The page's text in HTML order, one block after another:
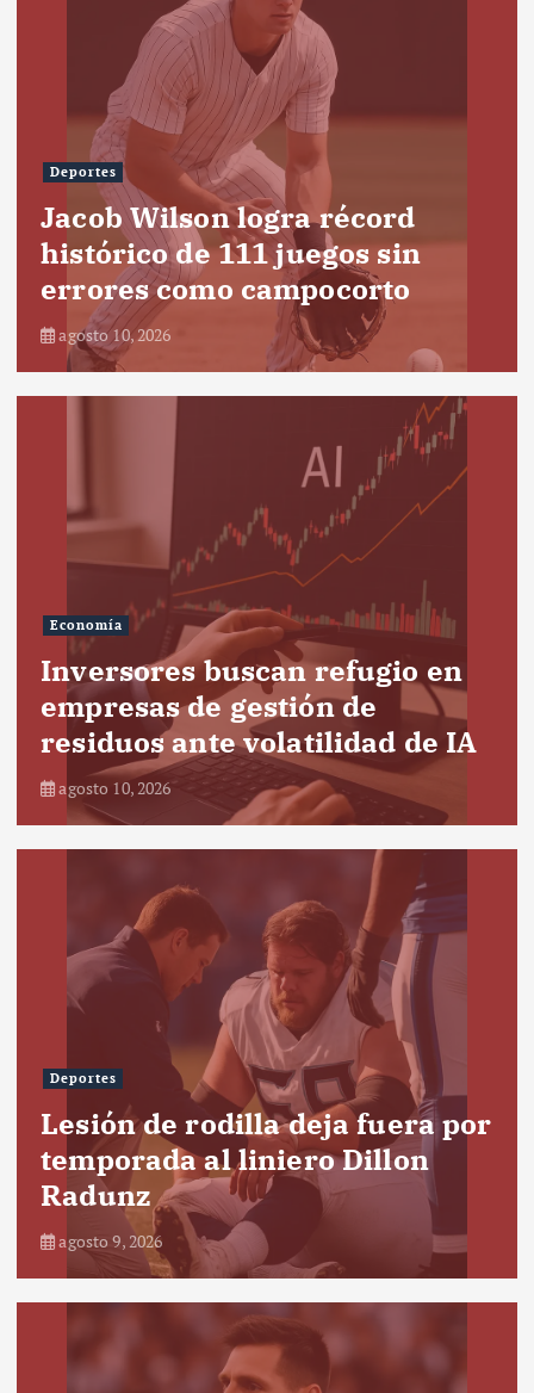
Deportes
Jacob Wilson logra récord
histórico de 111 juegos sin
errores como campocorto
agosto 10, 2026
Economía
Inversores buscan refugio en
empresas de gestión de
residuos ante volatilidad de IA
agosto 10, 2026
Deportes
Lesión de rodilla deja fuera por
temporada al liniero Dillon
Radunz
agosto 9, 2026